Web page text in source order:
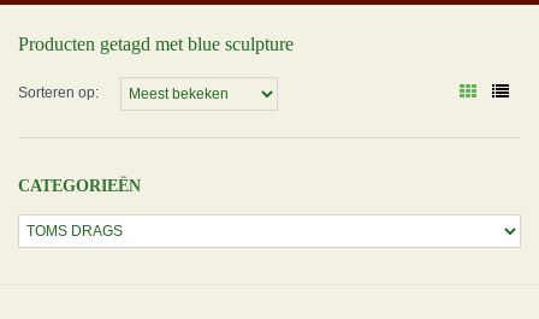
Producten getagd met blue sculpture
Sorteren op:
CATEGORIEËN